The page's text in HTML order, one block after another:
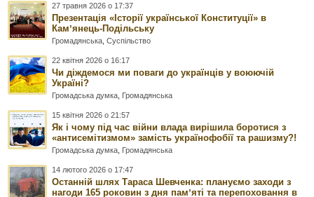
27 травня 2026 о 17:37
Презентація «Історії української Конституції» в
Камʼянець-Подільську
Громадянська ,Суспільство
22 квітня 2026 о 16:17
Чи діждемося ми поваги до українців у воюючій
Україні?
Громадська думка Громадянська
15 квітня 2026 о 21:57
Як і чому під час війни влада вирішила боротися з
«антисемітизмом» замість українофобії та рашизму?!
Громадська думка Громадянська
14 лютого 2026 о 17:47
Останній шлях Тараса Шевченка: плануємо заходи з
нагоди 165 роковин з дня памʼяті та перепоховання в